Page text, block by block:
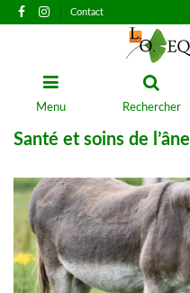
Contact
Menu Rechercher
Santé et soins de l’âne